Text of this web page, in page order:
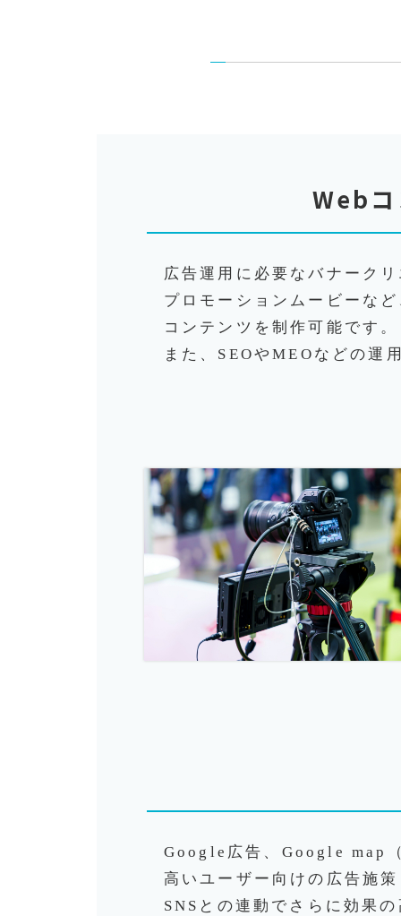
Webコ
広告運用に必要なバナーク
プロモーションムービーな
コンテンツを制作可能です。
また、SEOやMEOなどの運
Google広告、Google map
高いユーザー向けの広告施
SNSとの連動でさらに効果